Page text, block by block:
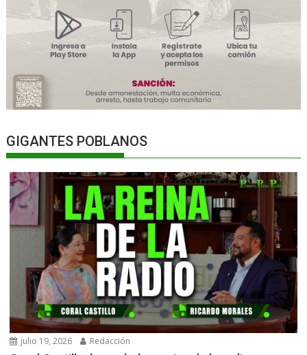
GIGANTES POBLANOS
julio 19, 2026 Redacción